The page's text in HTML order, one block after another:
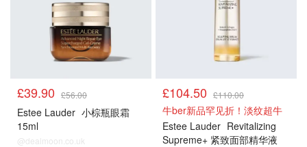
£39.90 £56.00
Estee Lauder 小棕瓶眼霜
15ml
@dealmoon.co.uk
£104.50 £110.00
牛ber新品罕见折！淡纹超牛
Estee Lauder Revitalizing
Supreme+ 紧致面部精华液